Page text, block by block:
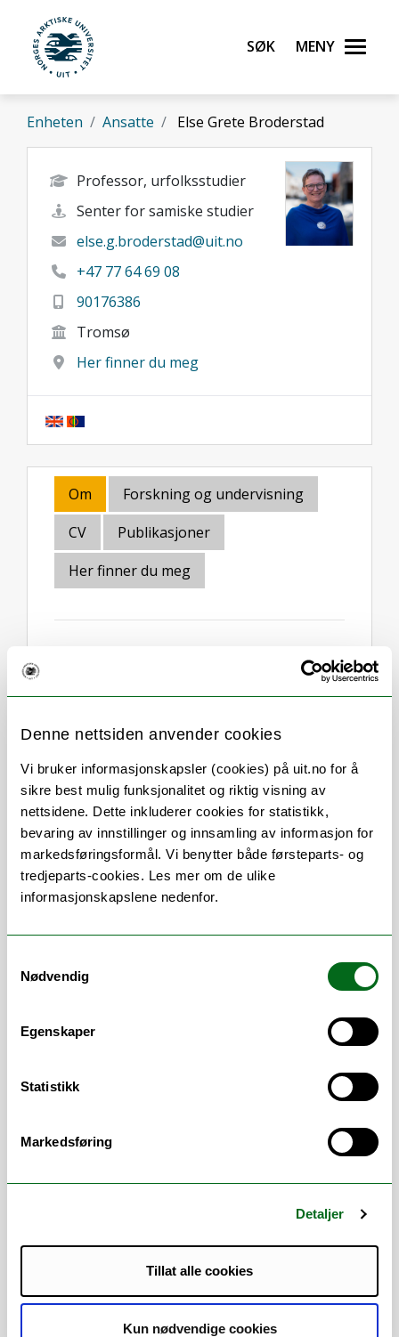
Denne nettsiden anvender cookies
Vi bruker informasjonskapsler (cookies) på uit.no for å
sikre best mulig funksjonalitet og riktig visning av
nettsidene. Dette inkluderer cookies for statistikk,
bevaring av innstillinger og innsamling av informasjon for
markedsføringsformål. Vi benytter både førsteparts- og
tredjeparts-cookies. Les mer om de ulike
informasjonskapslene nedenfor.
Nødvendig
Egenskaper
Statistikk
Markedsføring
Detaljer
Tillat alle cookies
Kun nødvendige cookies
Gå til hovedinnhold
UiT Norges arktiske universitet
Søk Meny
Enheten Ansatte Else Grete Broderstad
Professor, urfolksstudier
Senter for samiske studier
else.g.broderstad@uit.no
+47 77 64 69 08
90176386
Tromsø
Her finner du meg
Om
Forskning og undervisning
CV
Publikasjoner
Her finner du meg
Indigenous Studies.
Underviser på kursene introduction to
indigenous studies; methodology and
methods in indigenous studies; master
thesis in indigenous studies; Indigenous
peoples - politics, institutions and tools;
negotiations and consultations in northern
and indigenous areas og norsk politikk:
masterprogrammene Indigenous Studies
Peoples, Governance, Rights, Institutions